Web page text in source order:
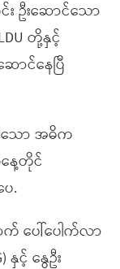
း ဦးဆောင်သော
တို့နှင့်
င်နေပြီ
သော အဓိက
ေ့တိုင်
.
က် ပေါ်ပေါက်လာ
င့် နွေဦး